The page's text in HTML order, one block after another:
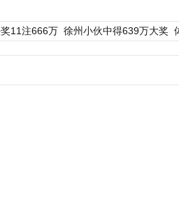
11注666万 徐州小伙中得639万大奖